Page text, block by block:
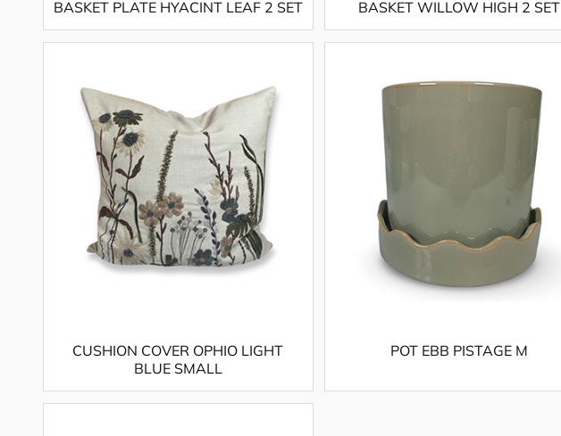
BASKET PLATE HYACINT LEAF 2 SET BASKET WILLOW HIGH 2 SET
CUSHION COVER OPHIO LIGHT
BLUE SMALL
POT EBB PISTAGE M